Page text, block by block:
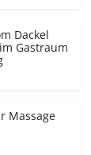
Dackel
Gastraum
Massage